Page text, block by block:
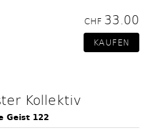
CHF 33.00
Kollektiv
Geist 122